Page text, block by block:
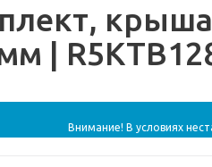
|
Внимание! В условиях